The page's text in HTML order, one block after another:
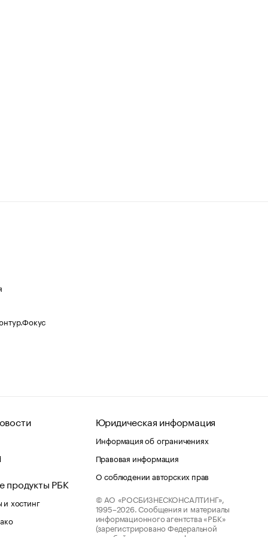
продукты РБК
хостинг
Юридическая информация
Информация об ограничениях
Правовая информация
О соблюдении авторских прав
© АО «РОСБИЗНЕСКОНСАЛТИНГ»,
1995–2026. Сообщения и материалы
информационного агентства «РБК»
(зарегистрировано Федеральной